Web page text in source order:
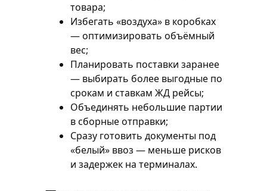
товара;
Избегать «воздуха» в коробках
— оптимизировать объёмный
вес;
Планировать поставки заранее
— выбирать более выгодные по
срокам и ставкам ЖД рейсы;
Объединять небольшие партии
в сборные отправки;
Сразу готовить документы под
«белый» ввоз — меньше рисков
и задержек на терминалах.